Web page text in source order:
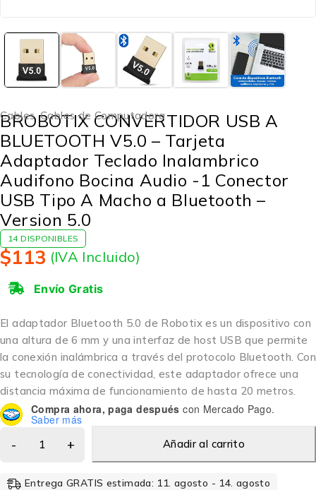
Cables,Cables de Computadora
BROBOTIX CONVERTIDOR USB A
BLUETOOTH V5.0 – Tarjeta
Adaptador Teclado Inalambrico
Audifono Bocina Audio -1 Conector
USB Tipo A Macho a Bluetooth –
Version 5.0
14 DISPONIBLES
$113 (IVA Incluido)
Envío Gratis
El adaptador Bluetooth 5.0 de Robotix es un dispositivo con
una altura de 6 mm y una interfaz de host USB que permite
la conexión inalámbrica a través del protocolo Bluetooth. Con
su tecnología de conectividad, este adaptador ofrece una
distancia máxima de funcionamiento de hasta 20 metros.
Compra ahora, paga después con Mercado Pago.
Saber más
Añadir al carrito
Entrega GRATIS estimada: 11. agosto - 14. agosto